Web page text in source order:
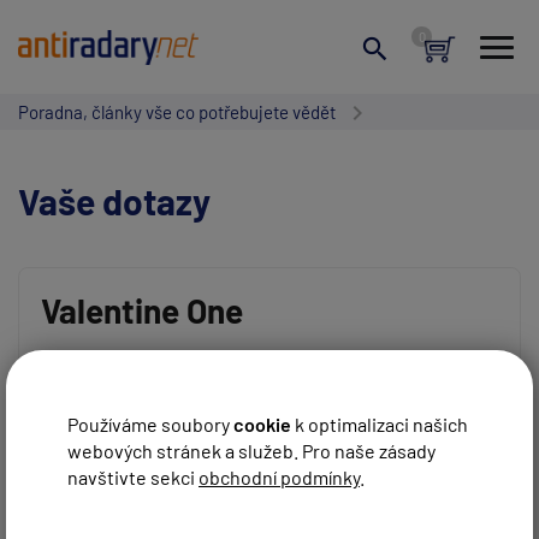
Používáme souborycookie k optimalizaci našich
webových stránek a služeb. Pro naše zásady
navštivte sekci obchodní podmínky.
Poradna, články vše co potřebujete vědět
Vaše dotazy
Vaše jméno:
Váš e-mail:
Valentine One
Martin před 5 roky REAGOVAT